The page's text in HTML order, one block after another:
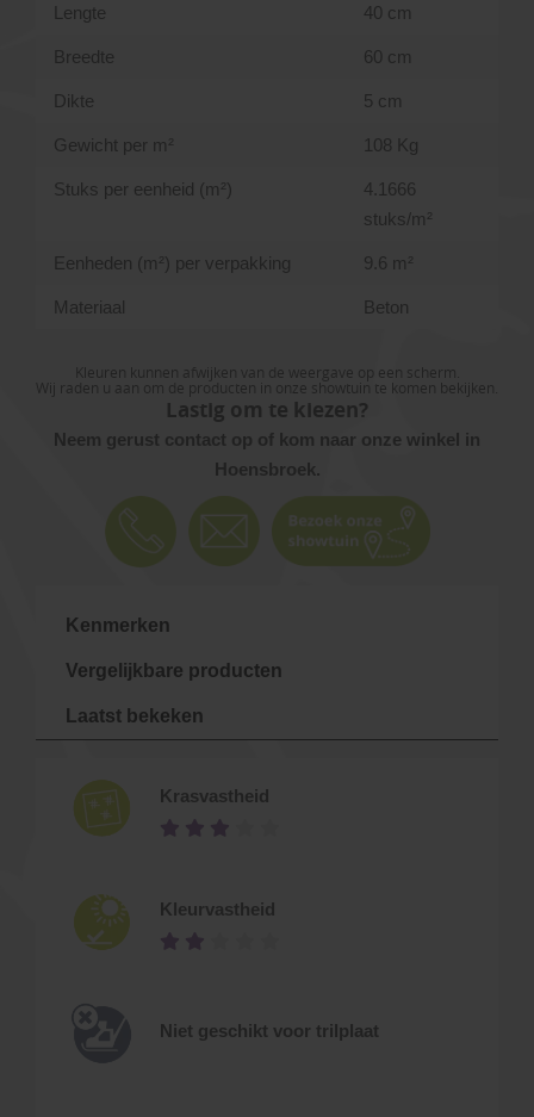
Lengte 40 cm
Breedte 60 cm
Dikte 5 cm
Gewicht per m² 108 Kg
Stuks per eenheid (m²)
4.1666
stuks/m²
Eenheden (m²) per verpakking 9.6 m²
Materiaal Beton
Kleuren kunnen afwijken van de weergave op een scherm.
Wij raden u aan om de producten in onze showtuin te komen bekijken.
Lastig om te kiezen?
Neem gerust contact op of kom naar onze winkel in
Hoensbroek.
Kenmerken
Vergelijkbare producten
Laatst bekeken
Krasvastheid
Kleurvastheid
Niet geschikt voor trilplaat